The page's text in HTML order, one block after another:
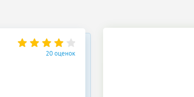
20 оценок